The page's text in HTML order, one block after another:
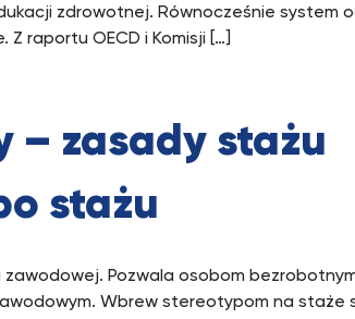
zdrowotnej. Równocześnie system
raportu OECD i Komisji […]
– zasady stażu
stażu
Pozwala osobom
Wbrew stereotypom na staże